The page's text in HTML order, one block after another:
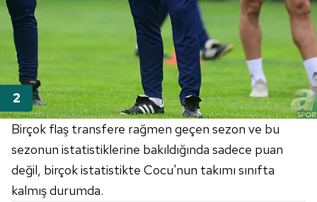
Birçok flaş transfere rağmen geçen sezon ve bu
sezonun istatistiklerine bakıldığında sadece puan
değil, birçok istatistikte Cocu'nun takımı sınıfta
kalmış durumda.